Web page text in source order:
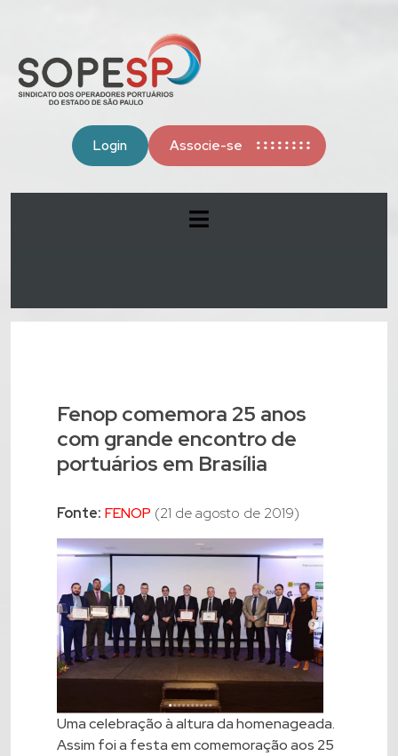
Login Associe-se
Fenop comemora 25 anos
com grande encontro de
portuários em Brasília
Fonte: FENOP (21 de agosto de 2019)
Uma celebração à altura da homenageada.
Assim foi a festa em comemoração aos 25